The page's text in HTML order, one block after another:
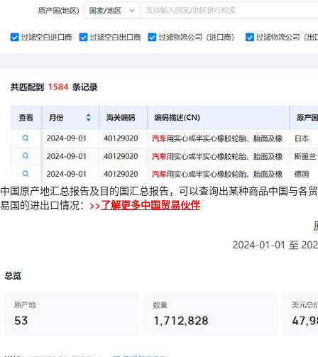
中国原产地汇总报告及目的国汇总报告，可以查询出某种商品中国与各贸
易国的进出口情况： >>了解更多中国贸易伙伴